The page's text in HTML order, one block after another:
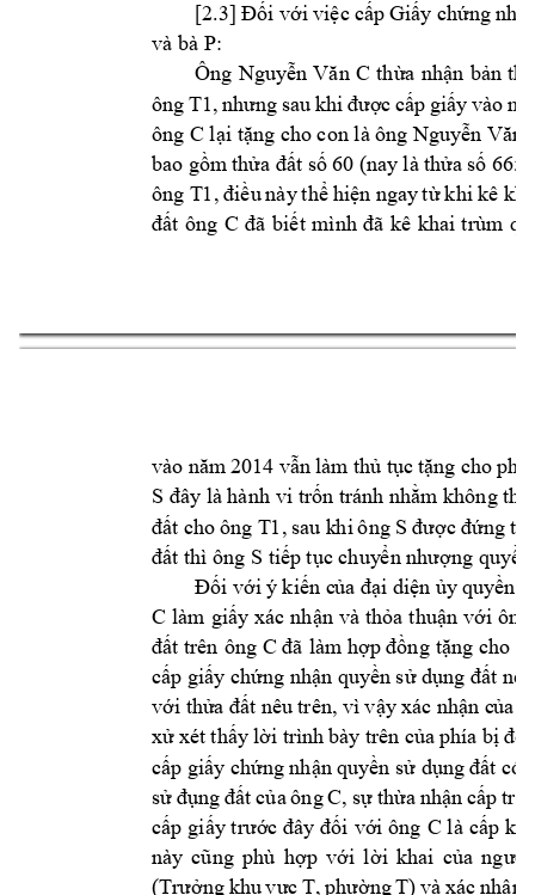
[2.3] Đối với việc cấp Giấy chứng
và bà P:
Ông Nguyễn Văn C thừa nhận bản
ông T1, nhưng sau khi được cấp giấy vào
ông C lại tặng cho con là ông Nguyễn Văn
bao gồm thửa đất số 60 (nay là thửa số
ông T1, điều này thể hiện ngaytừ khi kê
đất ông C đã biết mình đã kê khai trùm
vào năm 2014 vẫn làm thủ tục tặng cho
S đây là hành vi trốn tránh nhằm không
đất cho ông T1, sau khi ông S được đứng
đất thì ông S tiếp tục chuyển nhượng quy
Đối với ý kiến của đại diện ủy quyền
C làm giấy xác nhận và thỏa thuận với ông
đất trên ông C đã làm hợp đồng tặng cho
cấp giấy chứng nhận quyền sử dụng đất
với thửa đất nêu trên, vì vậy xác nhận của
xử xét thấy lời trình bày trên của phía bị
cấp giấy chứng nhận quyền sử dụng đất có
sử đụng đất của ông C, sự thừa nhận cấp
cấp giấy trước đây đối với ông C là cấp
này cũng phù hợp với lời khai của ng
(Trưởng khu vực T, phường T) và xác nhận